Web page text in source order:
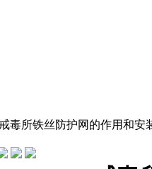
毒所铁丝防护网的作用和安